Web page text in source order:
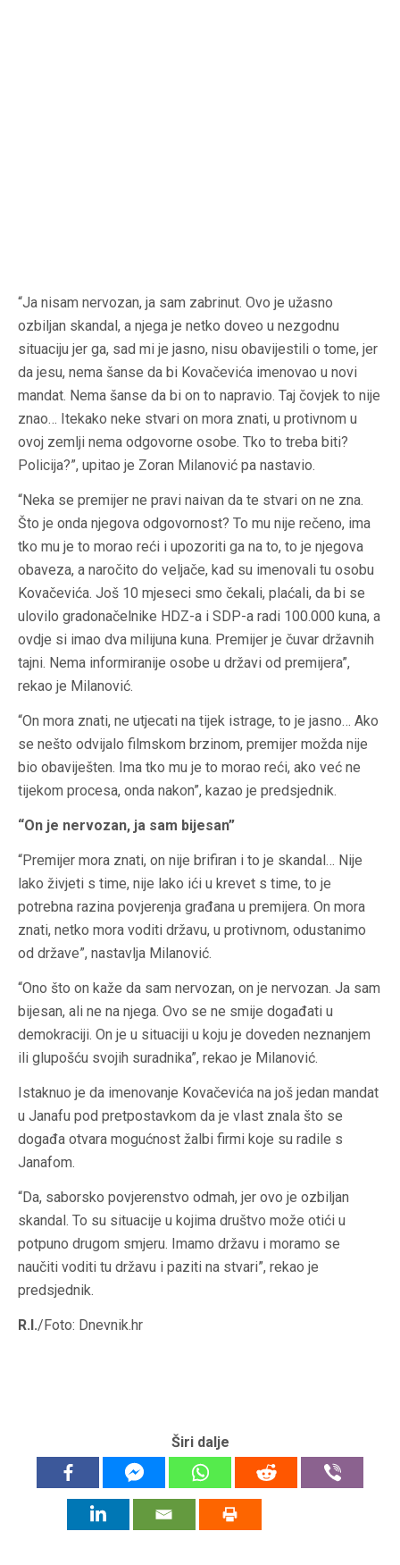
“Ja nisam nervozan, ja sam zabrinut. Ovo je užasno
ozbiljan skandal, a njega je netko doveo u nezgodnu
situaciju jer ga, sad mi je jasno, nisu obavijestili o tome, jer
da jesu, nema šanse da bi Kovačevića imenovao u novi
mandat. Nema šanse da bi on to napravio. Taj čovjek to nije
znao… Itekako neke stvari on mora znati, u protivnom u
ovoj zemlji nema odgovorne osobe. Tko to treba biti?
Policija?”, upitao je Zoran Milanović pa nastavio.
“Neka se premijer ne pravi naivan da te stvari on ne zna.
Što je onda njegova odgovornost? To mu nije rečeno, ima
tko mu je to morao reći i upozoriti ga na to, to je njegova
obaveza, a naročito do veljače, kad su imenovali tu osobu
Kovačevića. Još 10 mjeseci smo čekali, plaćali, da bi se
ulovilo gradonačelnike HDZ-a i SDP-a radi 100.000 kuna, a
ovdje si imao dva milijuna kuna. Premijer je čuvar državnih
tajni. Nema informiranije osobe u državi od premijera”,
rekao je Milanović.
“On mora znati, ne utjecati na tijek istrage, to je jasno… Ako
se nešto odvijalo filmskom brzinom, premijer možda nije
bio obaviješten. Ima tko mu je to morao reći, ako već ne
tijekom procesa, onda nakon”, kazao je predsjednik.
“On je nervozan, ja sam bijesan”
“Premijer mora znati, on nije brifiran i to je skandal… Nije
lako živjeti s time, nije lako ići u krevet s time, to je
potrebna razina povjerenja građana u premijera. On mora
znati, netko mora voditi državu, u protivnom, odustanimo
od države”, nastavlja Milanović.
“Ono što on kaže da sam nervozan, on je nervozan. Ja sam
bijesan, ali ne na njega. Ovo se ne smije događati u
demokraciji. On je u situaciji u koju je doveden neznanjem
ili glupošću svojih suradnika”, rekao je Milanović.
Istaknuo je da imenovanje Kovačevića na još jedan mandat
u Janafu pod pretpostavkom da je vlast znala što se
događa otvara mogućnost žalbi firmi koje su radile s
Janafom.
“Da, saborsko povjerenstvo odmah, jer ovo je ozbiljan
skandal. To su situacije u kojima društvo može otići u
potpuno drugom smjeru. Imamo državu i moramo se
naučiti voditi tu državu i paziti na stvari”, rekao je
predsjednik.
R.I./Foto: Dnevnik.hr
Širi dalje